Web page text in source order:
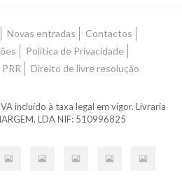
Novas entradas
Contactos
Política de Privacidade
Direito de livre resolução
incluído à taxa legal em vigor. Livraria
LDA NIF: 510996825